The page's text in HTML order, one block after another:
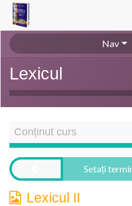
Nav
Lexicul
Conținut curs
Lexicul II
Setați